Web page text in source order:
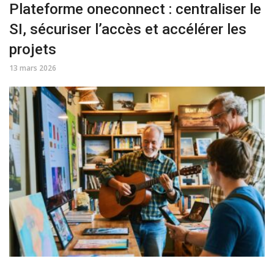
Plateforme oneconnect : centraliser le
SI, sécuriser l’accès et accélérer les
projets
13 mars 2026